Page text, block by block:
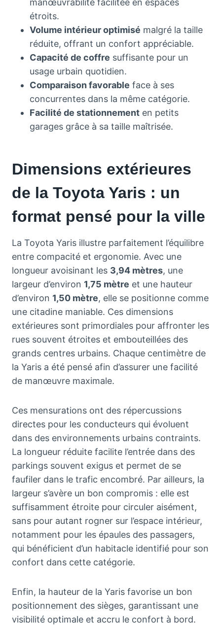
manœuvrabilité facilitée en espaces
étroits.
Volume intérieur optimisé malgré la taille
réduite, offrant un confort appréciable.
Capacité de coffre suffisante pour un
usage urbain quotidien.
Comparaison favorable face à ses
concurrentes dans la même catégorie.
Facilité de stationnement en petits
garages grâce à sa taille maîtrisée.
Dimensions extérieures
de la Toyota Yaris : un
format pensé pour la ville
La Toyota Yaris illustre parfaitement l’équilibre
entre compacité et ergonomie. Avec une
longueur avoisinant les 3,94 mètres, une
largeur d’environ 1,75 mètre et une hauteur
d’environ 1,50 mètre, elle se positionne comme
une citadine maniable. Ces dimensions
extérieures sont primordiales pour affronter les
rues souvent étroites et embouteillées des
grands centres urbains. Chaque centimètre de
la Yaris a été pensé afin d’assurer une facilité
de manœuvre maximale.
Ces mensurations ont des répercussions
directes pour les conducteurs qui évoluent
dans des environnements urbains contraints.
La longueur réduite facilite l’entrée dans des
parkings souvent exigus et permet de se
faufiler dans le trafic encombré. Par ailleurs, la
largeur s’avère un bon compromis : elle est
suffisamment étroite pour circuler aisément,
sans pour autant rogner sur l’espace intérieur,
notamment pour les épaules des passagers,
qui bénéficient d’un habitacle identifié pour son
confort dans cette catégorie.
Enfin, la hauteur de la Yaris favorise un bon
positionnement des sièges, garantissant une
visibilité optimale et accru le confort à bord.